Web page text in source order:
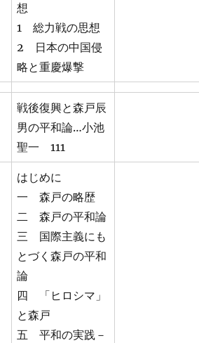
想
1 総力戦の思想
2 日本の中国侵
略と重慶爆撃
戦後復興と森戸辰
男の平和論…小池
聖一 111
はじめに
一 森戸の略歴
二 森戸の平和論
三 国際主義にも
とづく森戸の平和
論
四 「ヒロシマ」
と森戸
五 平和の実践－